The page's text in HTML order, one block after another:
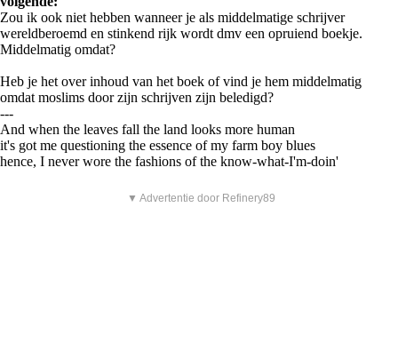
Zou ik ook niet hebben wanneer je als middelmatige schrijver
wereldberoemd en stinkend rijk wordt dmv een opruiend boekje.
Middelmatig omdat?
Heb je het over inhoud van het boek of vind je hem middelmatig
omdat moslims door zijn schrijven zijn beledigd?
---
And when the leaves fall the land looks more human
it's got me questioning the essence of my farm boy blues
hence, I never wore the fashions of the know-what-I'm-doin'
▼ Advertentie door Refinery89